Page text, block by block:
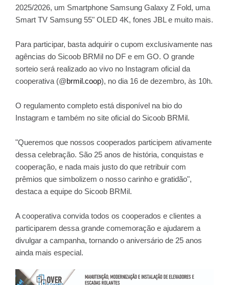
2025/2026, um Smartphone Samsung Galaxy Z Fold, uma
Smart TV Samsung 55" OLED 4K, fones JBL e muito mais.
Para participar, basta adquirir o cupom exclusivamente nas
agências do Sicoob BRMil no DF e em GO. O grande
sorteio será realizado ao vivo no Instagram oficial da
cooperativa (@brmil.coop), no dia 16 de dezembro, às 10h.
O regulamento completo está disponível na bio do
Instagram e também no site oficial do Sicoob BRMil.
"Queremos que nossos cooperados participem ativamente
dessa celebração. São 25 anos de história, conquistas e
cooperação, e nada mais justo do que retribuir com
prêmios que simbolizem o nosso carinho e gratidão",
destaca a equipe do Sicoob BRMil.
A cooperativa convida todos os cooperados e clientes a
participarem dessa grande comemoração e ajudarem a
divulgar a campanha, tornando o aniversário de 25 anos
ainda mais especial.